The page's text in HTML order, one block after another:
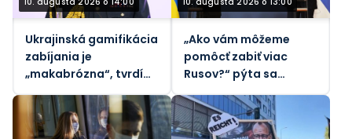
Ukrajinská gamifikácia
zabíjania je
„makabrózna“, tvrdí
britský minister
obrany
„Ako vám môžeme
pomôcť zabiť viac
Rusov?“ pýta sa
nemecký reportér
Zelenského (VIDEO)